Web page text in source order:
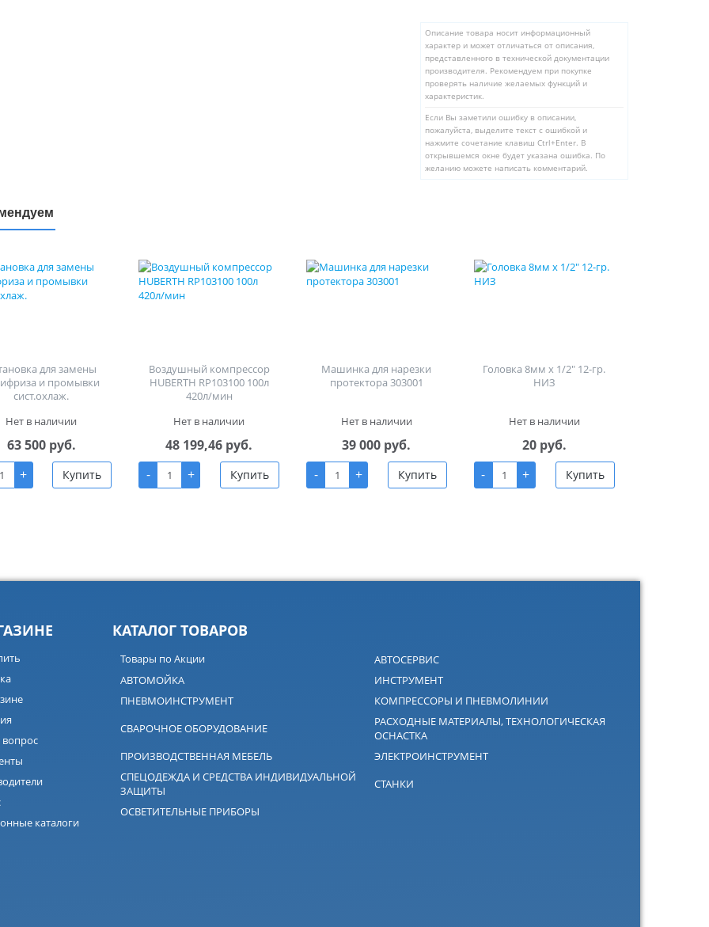
Описание товара носит информационный
характер и может отличаться от описания,
представленного в технической документации
производителя. Рекомендуем при покупке
проверять наличие желаемых функций и
характеристик.
Если Вы заметили ошибку в описании,
пожалуйста, выделите текст с ошибкой и
нажмите сочетание клавиш Ctrl+Enter. В
открывшемся окне будет указана ошибка. По
желанию можете написать комментарий.
для замены
и промывки
сист.охлаж.
Нет в наличии
63 500 руб.
+ Купить
Воздушный компрессор
HUBERTH RP103100 100л
420л/мин
Нет в наличии
48 199,46 руб.
-
+ Купить
Машинка для нарезки
протектора 303001
Нет в наличии
39 000 руб.
-
+ Купить
Головка 8мм х 1/2" 12-гр.
НИЗ
Нет в наличии
20 руб.
-
+ Купить
вопрос
каталоги
КАТАЛОГ ТОВАРОВ
Товары по Акции
АВТОСЕРВИС
АВТОМОЙКА
ИНСТРУМЕНТ
ПНЕВМОИНСТРУМЕНТ
КОМПРЕССОРЫ И ПНЕВМОЛИНИИ
СВАРОЧНОЕ ОБОРУДОВАНИЕ
РАСХОДНЫЕ МАТЕРИАЛЫ, ТЕХНОЛОГИЧЕСКАЯ
ОСНАСТКА
ПРОИЗВОДСТВЕННАЯ МЕБЕЛЬ
ЭЛЕКТРОИНСТРУМЕНТ
СПЕЦОДЕЖДА И СРЕДСТВА ИНДИВИДУАЛЬНОЙ
ЗАЩИТЫ
СТАНКИ
ОСВЕТИТЕЛЬНЫЕ ПРИБОРЫ